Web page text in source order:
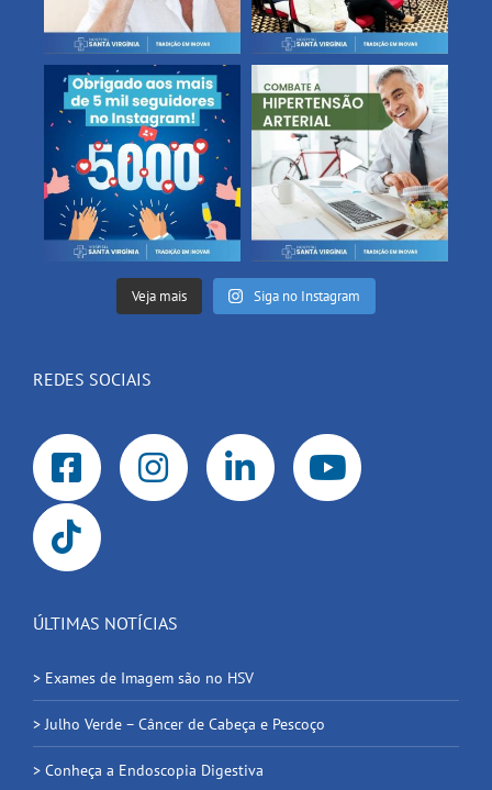
Veja mais Siga no Instagram
REDES SOCIAIS
ÚLTIMAS NOTÍCIAS
> Exames de Imagem são no HSV
> Julho Verde – Câncer de Cabeça e Pescoço
> Conheça a Endoscopia Digestiva